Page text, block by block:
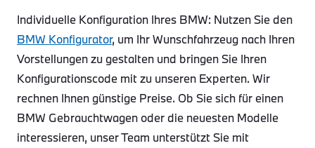
Individuelle Konfiguration Ihres BMW: Nutzen Sie den
BMW Konfigurator, um Ihr Wunschfahrzeug nach Ihren
Vorstellungen zu gestalten und bringen Sie Ihren
Konfigurationscode mit zu unseren Experten. Wir
rechnen Ihnen günstige Preise. Ob Sie sich für einen
BMW Gebrauchtwagen oder die neuesten Modelle
interessieren, unser Team unterstützt Sie mit